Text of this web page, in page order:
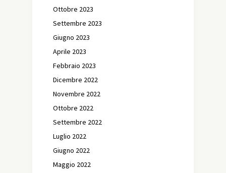
Ottobre 2023
Settembre 2023
Giugno 2023
Aprile 2023
Febbraio 2023
Dicembre 2022
Novembre 2022
Ottobre 2022
Settembre 2022
Luglio 2022
Giugno 2022
Maggio 2022